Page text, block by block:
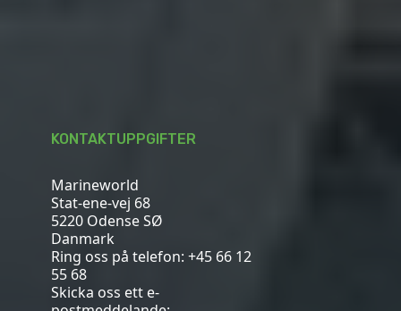
KONTAKTUPPGIFTER
Marineworld
Stat-ene-vej 68
5220 Odense SØ
Danmark
Ring oss på telefon: +45 66 12
55 68
Skicka oss ett e-